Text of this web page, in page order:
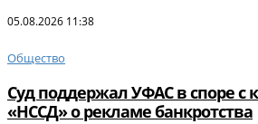
05.08.2026 11:38
Общество
Суд поддержал УФАС в споре с
«НССД» о рекламе банкротства